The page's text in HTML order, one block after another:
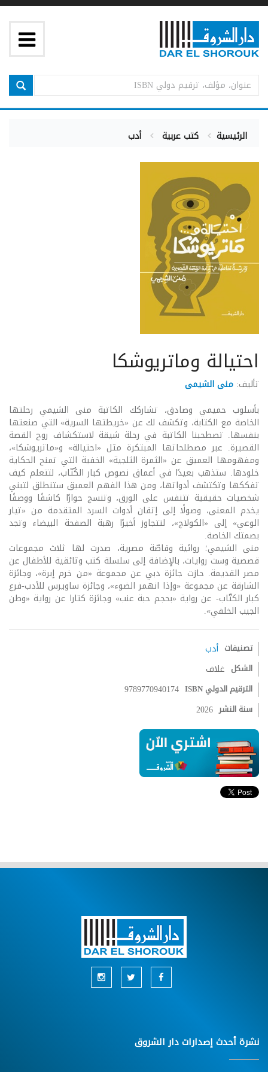
الرئيسية كتب عربية أدب
احتيالة وماتريوشكا
تأليف: منى الشيمى
بأسلوب حميمي وصادق، تشاركك الكاتبة منى الشيمي رحلتها
الخاصة مع الكتابة، وتكشف لك عن «خريطتها السرية» التي صنعتها
بنفسها. تصطحبنا الكاتبة في رحلة شيقة لاستكشاف روح القصة
القصيرة. عبر مصطلحاتها المبتكرة مثل «احتيالة» و«ماتريوشكا»،
ومفهومها العميق عن «الثمرة الثلجية» الخفية التي تمنح الحكاية
خلودها. ستذهب بعيدًا في أعماق نصوص كبار الكُتّاب، لتتعلم كيف
تفككها وتكتشف أدواتها، ومن هذا الفهم العميق ستنطلق لتبني
شخصيات حقيقية تتنفس على الورق، وتنسج حوارًا كاشفًا ووصفًا
يخدم المعنى، وصولًا إلى إتقان أدوات السرد المتقدمة من «تيار
الوعي» إلى «الكولاج»، لتتجاوز أخيرًا رهبة الصفحة البيضاء وتجد
بصمتك الخاصة.
منى الشيمي؛ روائية وقاصّة مصرية، صدرت لها ثلاث مجموعات
قصصية وست روايات، بالإضافة إلى سلسلة كتب وثائقية للأطفال عن
مصر القديمة. حازت جائزة دبي عن مجموعة «من خرم إبرة»، وجائزة
الشارقة عن مجموعة «وإذا انهمر الضوء»، وجائزة ساويرس للأدب-فرع
كبار الكتّاب- عن رواية «بحجم حبة عنب» وجائزة كتارا عن رواية «وطن
الجيب الخلفي».
تصنيفات أدب
الشكل غلاف
الترقيم الدولي ISBN 9789770940174
سنة النشر 2026
نشرة أحدث إصدارات دار الشروق